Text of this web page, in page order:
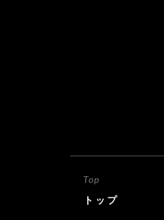
Top
トップ